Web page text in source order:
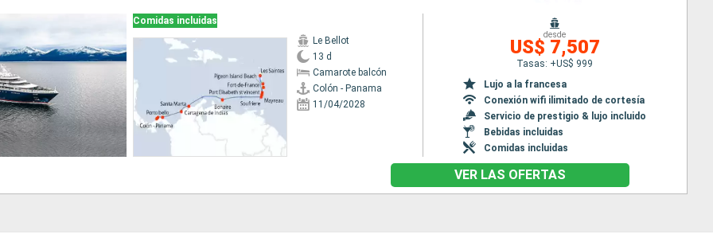
Comidas incluidas
Le Bellot
13 d
Camarote balcón
Colón - Panama
11/04/2028
desde
US$ 7,507
Tasas: +US$ 999
Lujo a la francesa
Conexión wifi ilimitado de cortesía
Servicio de prestigio & lujo incluido
Bebidas incluidas
Comidas incluidas
VER LAS OFERTAS